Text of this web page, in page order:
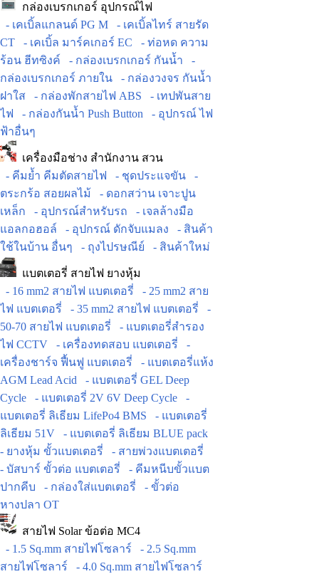
กล่องเบรกเกอร์ อุปกรณ์ไฟ
- เคเบิ้ลแกลนด์ PG M
- เคเบิ้ลไทร์ สายรัด
CT
- เคเบิ้ล มาร์คเกอร์ EC
- ท่อหด ความ
ร้อน ฮีทซิงค์
- กล่องเบรกเกอร์ กันน้ำ
-
กล่องเบรกเกอร์ ภายใน
- กล่องวงจร กันน้ำ
ฝาใส
- กล่องพักสายไฟ ABS
- เทปพันสาย
ไฟ
- กล่องกันน้ำ Push Button
- อุปกรณ์ ไฟ
ฟ้าอื่นๆ
เครื่องมือช่าง สำนักงาน สวน
- คีมย้ำ คีมตัดสายไฟ
- ชุดประแจขัน
-
ตระกร้อ สอยผลไม้
- ดอกสว่าน เจาะปูน
เหล็ก
- อุปกรณ์สำหรับรถ
- เจลล้างมือ
แอลกอฮอล์
- อุปกรณ์ ดักจับแมลง
- สินค้า
ใช้ในบ้าน อื่นๆ
- ถุงไปรษณีย์ - สินค้าใหม่
แบตเตอรี่ สายไฟ ยางหุ้ม
- 16 mm2 สายไฟ แบตเตอรี่
- 25 mm2 สาย
ไฟ แบตเตอรี่
- 35 mm2 สายไฟ แบตเตอรี่
-
50-70 สายไฟ แบตเตอรี่
- แบตเตอรี่สำรอง
ไฟ CCTV
- เครื่องทดสอบ แบตเตอรี่
-
เครื่องชาร์จ ฟื้นฟู แบตเตอรี่
- แบตเตอรี่แห้ง
AGM Lead Acid
- แบตเตอรี่ GEL Deep
Cycle
- แบตเตอรี่ 2V 6V Deep Cycle
-
แบตเตอรี่ ลิเธียม LifePo4 BMS
- แบตเตอรี่
ลิเธียม 51V
- แบตเตอรี่ ลิเธียม BLUE pack
- ยางหุ้ม ขั้วแบตเตอรี่
- สายพ่วงแบตเตอรี่
- บัสบาร์ ขั้วต่อ แบตเตอรี่
- คีมหนีบขั้วแบต
ปากคีบ
- กล่องใส่แบตเตอรี่
- ขั้วต่อ
หางปลา OT
สายไฟ Solar ข้อต่อ MC4
- 1.5 Sq.mm สายไฟโซลาร์
- 2.5 Sq.mm
สายไฟโซลาร์
- 4.0 Sq.mm สายไฟโซลาร์